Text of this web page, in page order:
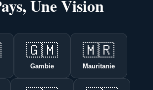
Une Vision
🇬🇲
Gambie
🇲🇷
Mauritanie